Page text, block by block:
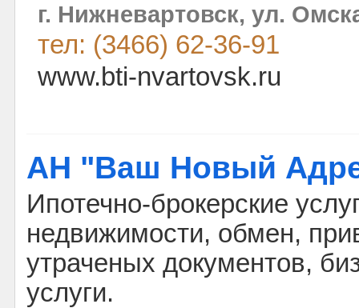
г. Нижневартовск, ул.
тел: (3466) 62-36-91
www.bti-nvartovsk.ru
АН "Ваш Новый
Ипотечно-брокерские
недвижимости, обмен,
утраченых документов,
услуги.